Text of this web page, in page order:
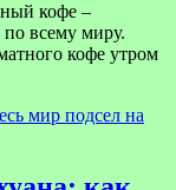
кофе –
всему миру.
кофе утром